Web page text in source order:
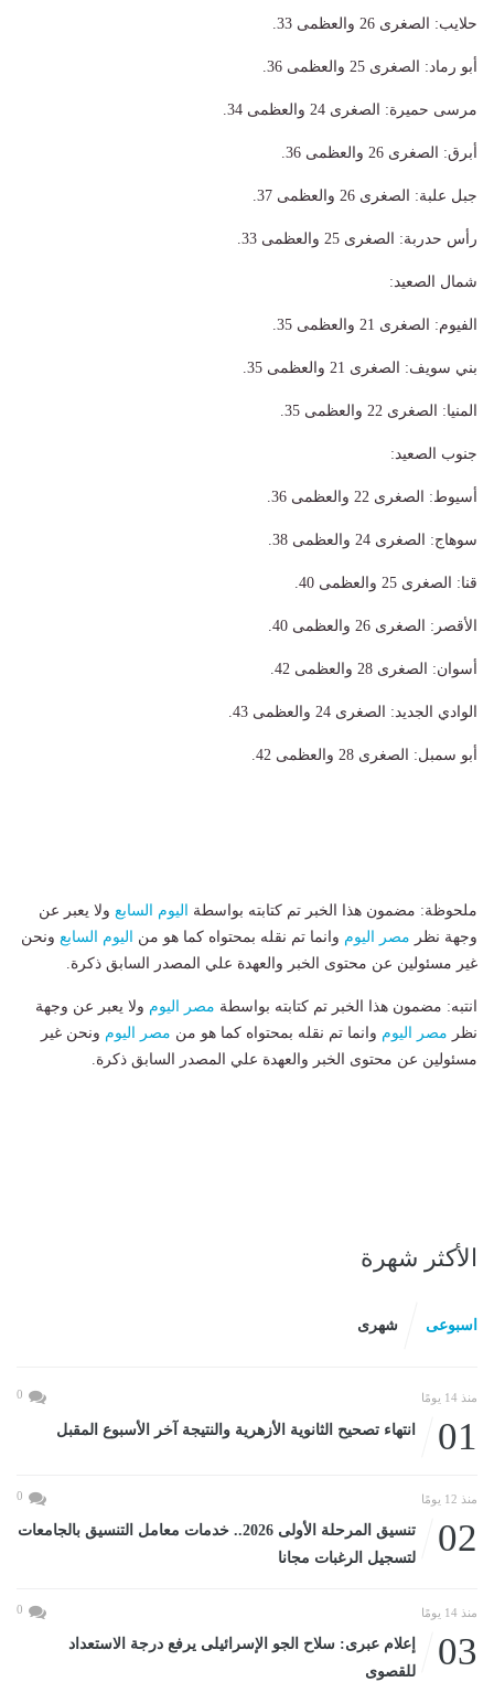
​حلايب: الصغرى 26 والعظمى 33.
​أبو رماد: الصغرى 25 والعظمى 36.
​مرسى حميرة: الصغرى 24 والعظمى 34.
​أبرق: الصغرى 26 والعظمى 36.
​جبل علبة: الصغرى 26 والعظمى 37.
​رأس حدربة: الصغرى 25 والعظمى 33.
​شمال الصعيد:
​الفيوم: الصغرى 21 والعظمى 35.
​بني سويف: الصغرى 21 والعظمى 35.
​المنيا: الصغرى 22 والعظمى 35.
​جنوب الصعيد:
​أسيوط: الصغرى 22 والعظمى 36.
​سوهاج: الصغرى 24 والعظمى 38.
​قنا: الصغرى 25 والعظمى 40.
​الأقصر: الصغرى 26 والعظمى 40.
​أسوان: الصغرى 28 والعظمى 42.
​الوادي الجديد: الصغرى 24 والعظمى 43.
​أبو سمبل: الصغرى 28 والعظمى 42.
ملحوظة: مضمون هذا الخبر تم كتابته بواسطة اليوم السابع ولا يعبر عن
وجهة نظر مصر اليوم وانما تم نقله بمحتواه كما هو من اليوم السابع ونحن
غير مسئولين عن محتوى الخبر والعهدة علي المصدر السابق ذكرة.
انتبه: مضمون هذا الخبر تم كتابته بواسطة مصر اليوم ولا يعبر عن وجهة
نظر مصر اليوم وانما تم نقله بمحتواه كما هو من مصر اليوم ونحن غير
مسئولين عن محتوى الخبر والعهدة علي المصدر السابق ذكرة.
الأكثر شهرة
اسبوعى شهرى
منذ 14 يومًا 0
01 انتهاء تصحيح الثانوية الأزهرية والنتيجة آخر الأسبوع المقبل
منذ 12 يومًا 0
02
تنسيق المرحلة الأولى 2026.. خدمات معامل التنسيق بالجامعات
لتسجيل الرغبات مجانا
منذ 14 يومًا 0
03
إعلام عبرى: سلاح الجو الإسرائيلى يرفع درجة الاستعداد
للقصوى